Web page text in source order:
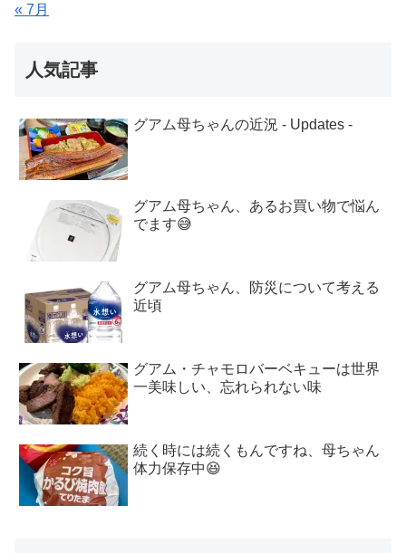
« 7月
人気記事
グアム母ちゃんの近況 - Updates -
グアム母ちゃん、あるお買い物で悩ん
でます😅
グアム母ちゃん、防災について考える
近頃
グアム・チャモロバーベキューは世界
一美味しい、忘れられない味
続く時には続くもんですね、母ちゃん
体力保存中😆